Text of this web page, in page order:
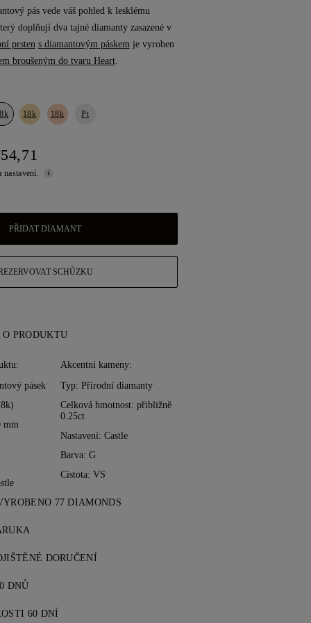
pás vede váš pohled k lesklému
doplňují dva tajné diamanty zasazené v
prsten s diamantovým páskemje vyroben
broušeným do tvaru Heart.
18k 18k Pt
nastavení.
PŘIDAT DIAMANT
SCHŮZKU
O PRODUKTU
pásek
mm
Akcentní kameny:
Typ: Přírodní diamanty
Celková hmotnost: přibližně
0.25ct
Nastavení: Castle
Barva: G
Cistota: VS
77 DIAMONDS
zdokonalené mistry 77 Diamonds —
získáte doživotní záruku na
vPodmínkách
DORUČENÍ
je zdarma, bez ohledu na to, kde
doručovací služby FedEx nebo
DNŮ
spokojeni, můžete nákup vrátit nebo
60 DNÍ